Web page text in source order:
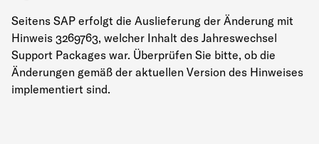
Seitens SAP erfolgt die Auslieferung der Änderung mit
Hinweis 3269763, welcher Inhalt des Jahreswechsel
Support Packages war. Überprüfen Sie bitte, ob die
Änderungen gemäß der aktuellen Version des Hinweises
implementiert sind.